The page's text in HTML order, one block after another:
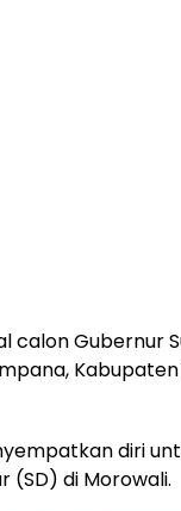
calon Gubernur
diri
(SD) di Morowali.